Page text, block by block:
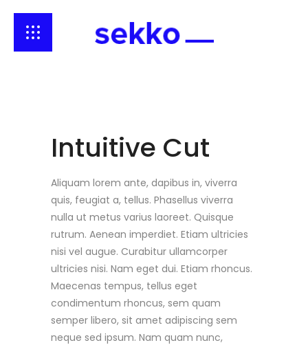
Intuitive Cut
Aliquam lorem ante, dapibus in, viverra
quis, feugiat a, tellus. Phasellus viverra
nulla ut metus varius laoreet. Quisque
rutrum. Aenean imperdiet. Etiam ultricies
nisi vel augue. Curabitur ullamcorper
ultricies nisi. Nam eget dui. Etiam rhoncus.
Maecenas tempus, tellus eget
condimentum rhoncus, sem quam
semper libero, sit amet adipiscing sem
neque sed ipsum. Nam quam nunc,